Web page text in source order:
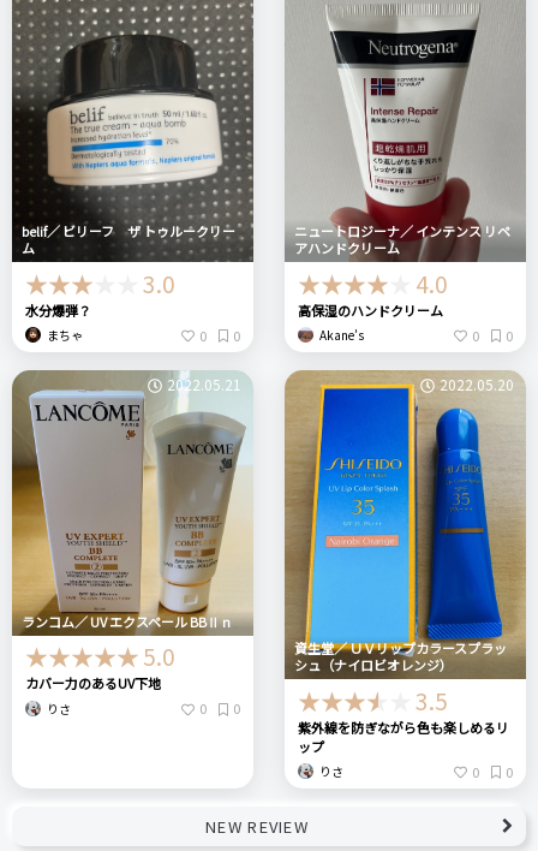
belif／ ビリーフ ザ トゥルークリー
ム
3.0
水分爆弾？
まちゃ 0 0
ニュートロジーナ／ インテンス リペ
アハンドクリーム
4.0
高保湿のハンドクリーム
Akane’s 0 0
2022.05.21
ランコム／ UV エクスペール BBⅡ n
5.0
カバー力のあるUV下地
りさ 0 0
2022.05.20
資生堂／ ＵＶリップカラースプラッ
シュ（ナイロビオレンジ）
3.5
紫外線を防ぎながら色も楽しめるリ
ップ
りさ 0 0
NEW REVIEW